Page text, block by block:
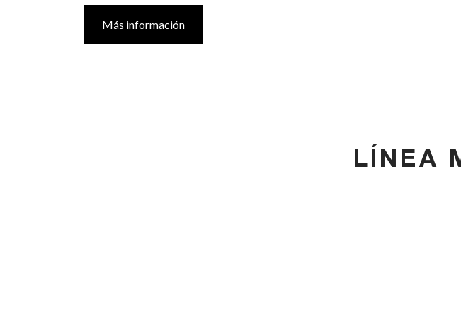
Más información
LÍNEA